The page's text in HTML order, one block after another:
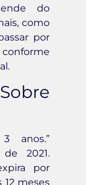
do
como
por
anos.”
2021.
por
meses